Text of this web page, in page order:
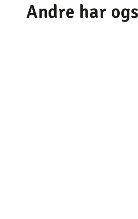
Andre har